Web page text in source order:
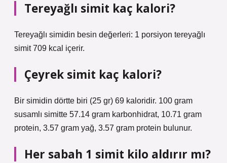
Tereyağlı simit kaç kalori?
Tereyağlı simidin besin değerleri: 1 porsiyon tereyağlı
simit 709 kcal içerir.
Çeyrek simit kaç kalori?
Bir simidin dörtte biri (25 gr) 69 kaloridir. 100 gram
susamlı simitte 57.14 gram karbonhidrat, 10.71 gram
protein, 3.57 gram yağ, 3.57 gram protein bulunur.
Her sabah 1 simit kilo aldırır mı?